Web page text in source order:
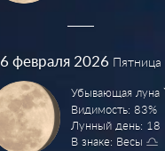
6 февраля 2026 Пятница
Убывающая луна
Видимость: 83%
Лунный день: 18
В знаке: Весы